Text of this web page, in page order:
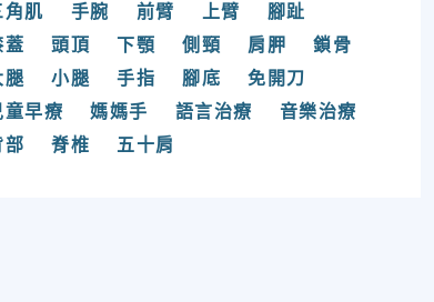
角肌
手腕 前臂 上臂
腳趾
蓋
頭頂 下顎 側頸 肩胛
鎖骨
腿
小腿 手指 腳底
免開刀
童早療
媽媽手 語言治療
音樂治療
部
脊椎 五十肩